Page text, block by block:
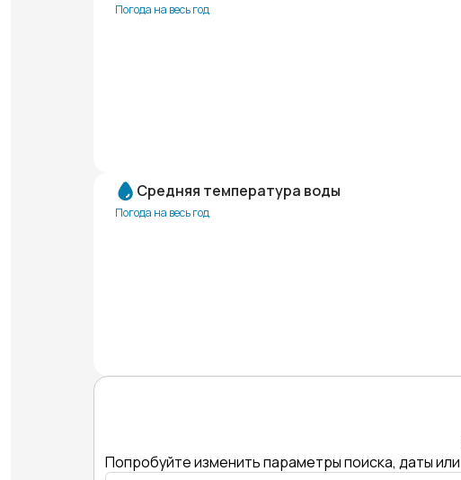
Погода на весь год
Средняя температура воды
Погода на весь год
Попробуйте изменить параметры поиска, даты